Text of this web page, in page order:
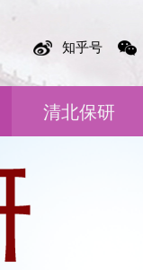
知乎号
清北保研